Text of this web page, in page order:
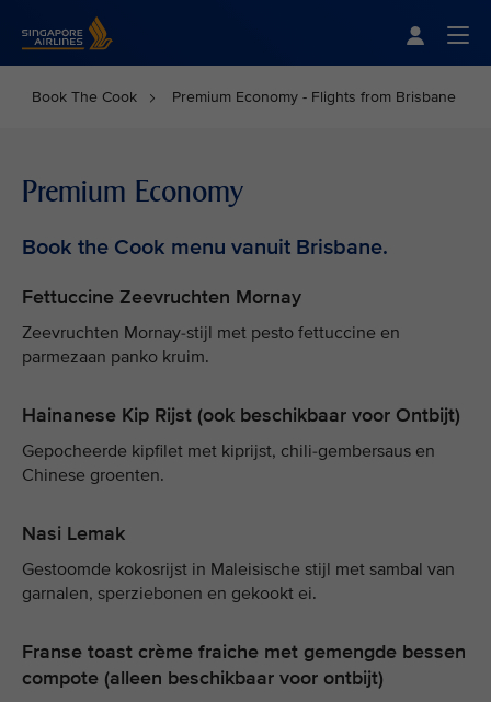
Book The Cook Premium Economy - Flights from Brisbane
Premium Economy
Book the Cook menu vanuit Brisbane.
Fettuccine Zeevruchten Mornay
Zeevruchten Mornay-stijl met pesto fettuccine en
parmezaan panko kruim.
Hainanese Kip Rijst (ook beschikbaar voor Ontbijt)
Gepocheerde kipfilet met kiprijst, chili-gembersaus en
Chinese groenten.
Nasi Lemak
Gestoomde kokosrijst in Maleisische stijl met sambal van
garnalen, sperziebonen en gekookt ei.
Franse toast crème fraiche met gemengde bessen
compote (alleen beschikbaar voor ontbijt)